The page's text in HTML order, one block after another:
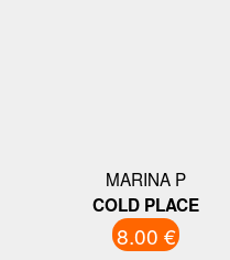
MARINA P
COLD PLACE
8.00 €